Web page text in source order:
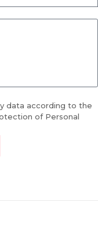
data according to the
of Personal